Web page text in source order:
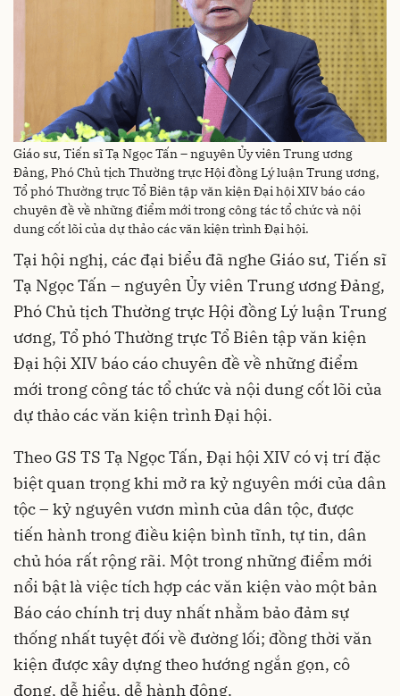
Giáo sư, Tiến sĩ Tạ Ngọc Tấn – nguyên Ủy viên Trung ương
Đảng, Phó Chủ tịch Thường trực Hội đồng Lý luận Trung ương,
Tổ phó Thường trực Tổ Biên tập văn kiện Đại hội XIV báo cáo
chuyên đề về những điểm mới trong công tác tổ chức và nội
dung cốt lõi của dự thảo các văn kiện trình Đại hội.
Tại hội nghị, các đại biểu đã nghe Giáo sư, Tiến sĩ
Tạ Ngọc Tấn – nguyên Ủy viên Trung ương Đảng,
Phó Chủ tịch Thường trực Hội đồng Lý luận Trung
ương, Tổ phó Thường trực Tổ Biên tập văn kiện
Đại hội XIV báo cáo chuyên đề về những điểm
mới trong công tác tổ chức và nội dung cốt lõi của
dự thảo các văn kiện trình Đại hội.
Theo GS TS Tạ Ngọc Tấn, Đại hội XIV có vị trí đặc
biệt quan trọng khi mở ra kỷ nguyên mới của dân
tộc – kỷ nguyên vươn mình của dân tộc, được
tiến hành trong điều kiện bình tĩnh, tự tin, dân
chủ hóa rất rộng rãi. Một trong những điểm mới
nổi bật là việc tích hợp các văn kiện vào một bản
Báo cáo chính trị duy nhất nhằm bảo đảm sự
thống nhất tuyệt đối về đường lối; đồng thời văn
kiện được xây dựng theo hướng ngắn gọn, cô
đọng, dễ hiểu, dễ hành động.